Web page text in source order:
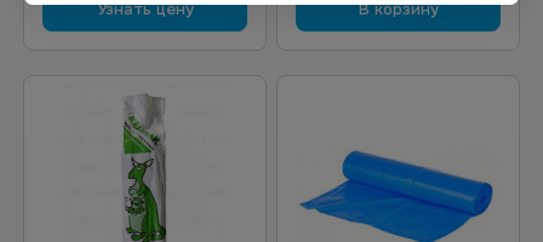
Узнать цену В корзину